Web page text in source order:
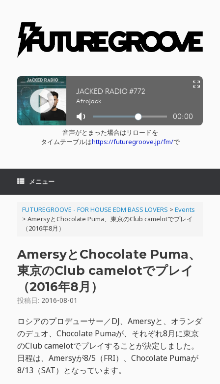
音声がとまった場合はリロードを
タイムテーブルはhttps://futuregroove.jp/fm/で
メニュー
FUTUREGROOVE - FOR HOUSE EDM BASS LOVERS > Events
> AmersyとChocolate Puma、東京のClub camelotでプレイ
（2016年8月）
AmersyとChocolate Puma、
東京のClub camelotでプレイ
（2016年8月）
投稿日: 2016-08-01
ロシアのプロデューサー／DJ、Amersyと、オランダ
のデュオ、Chocolate Pumaが、それぞれ8月に東京
のClub camelotでプレイすることが決定しました。
日程は、Amersyが8/5（FRI）、Chocolate Pumaが
8/13（SAT）となっています。